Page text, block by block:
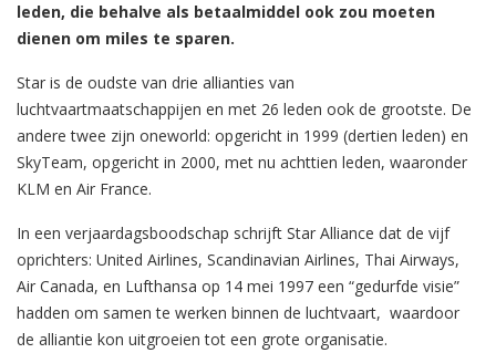
leden, die behalve als betaalmiddel ook zou moeten
dienen om miles te sparen.
Star is de oudste van drie allianties van
luchtvaartmaatschappijen en met 26 leden ook de grootste. De
andere twee zijn oneworld: opgericht in 1999 (dertien leden) en
SkyTeam, opgericht in 2000, met nu achttien leden, waaronder
KLM en Air France.
In een verjaardagsboodschap schrijft Star Alliance dat de vijf
oprichters: United Airlines, Scandinavian Airlines, Thai Airways,
Air Canada, en Lufthansa op 14 mei 1997 een “gedurfde visie”
hadden om samen te werken binnen de luchtvaart, waardoor
de alliantie kon uitgroeien tot een grote organisatie.